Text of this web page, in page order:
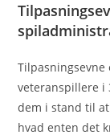
Tilpasningsevne
veteranspillere i
dem i stand til
hvad enten det